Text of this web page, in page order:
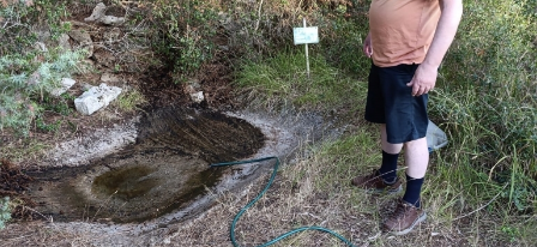
i brojanje prometa kod Lančanih vrata, a cilj je stvoriti
podatkovnu bazu i saznati distribuciju tokova, odnosno
koliko vozila je ušlo u zonu posebnog režima, a koliko ih
se polukružno okrenulo.
Cijeli sustav regulacije prometa na Poluotoku dio je šire
prometne strategije koja osim ograničavanja prometa na
Poluotoku, podrazumijeva i parkirne površine van